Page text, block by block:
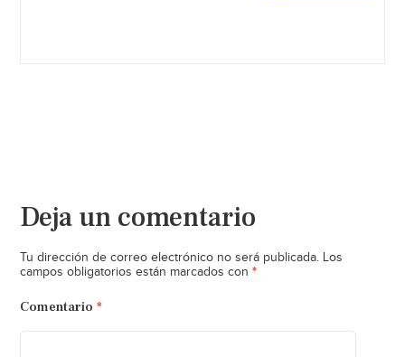
Deja un comentario
Tu dirección de correo electrónico no será publicada. Los
campos obligatorios están marcados con *
Comentario *